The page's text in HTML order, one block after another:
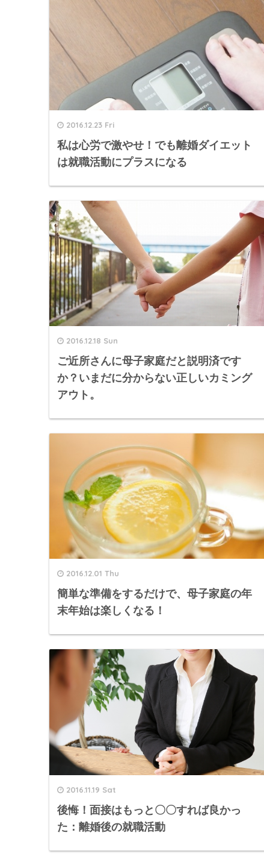
2016.12.23 Fri
私は心労で激やせ！でも離婚ダイエット
は就職活動にプラスになる
2016.12.18 Sun
ご近所さんに母子家庭だと説明済です
か？いまだに分からない正しいカミング
アウト。
2016.12.01 Thu
簡単な準備をするだけで、母子家庭の年
末年始は楽しくなる！
2016.11.19 Sat
後悔！面接はもっと〇〇すれば良かっ
た：離婚後の就職活動